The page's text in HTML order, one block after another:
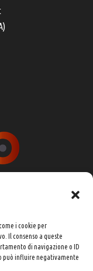
i cookie per
Il consenso a queste
di navigazione o ID
può influire negativamente